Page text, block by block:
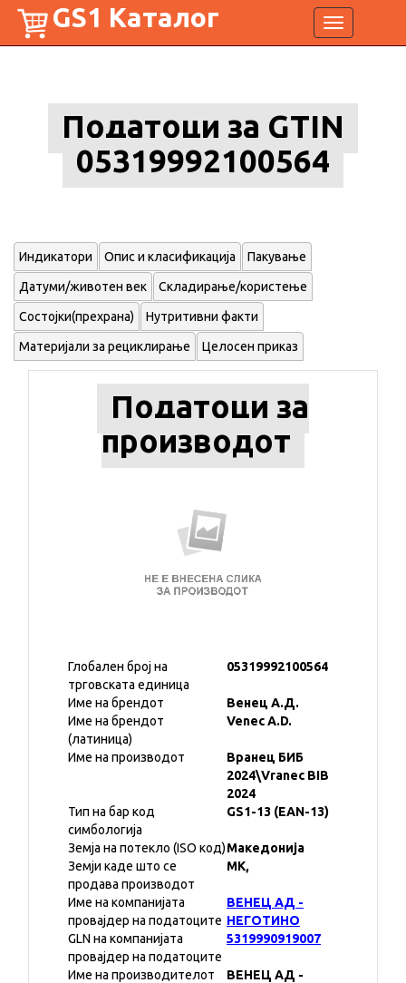
Toggle
navigation
GS1 Каталог
Податоци за GTIN
05319992100564
Индикатори Опис и класификација Пакување
Датуми/животен век Складирање/користење
Состојки(прехрана) Нутритивни факти
Материјали за рециклирање Целосен приказ
Податоци за
производот
Глобален број на
трговската единица
05319992100564
Име на брендот
Венец А.Д.
Име на брендот
(латиница)
Venec A.D.
Име на производот
Вранец БИБ
2024\Vranec BIB
2024
Тип на бар код
симбологија
GS1-13 (EAN-13)
Земја на потекло (ISO код)Македонија
Земји каде што се
продава производот
MK,
Име на компанијата
провајдер на податоците
ВЕНЕЦ АД -
НЕГОТИНО
GLN на компанијата
провајдер на податоците
5319990919007
Име на производителот
ВЕНЕЦ АД -